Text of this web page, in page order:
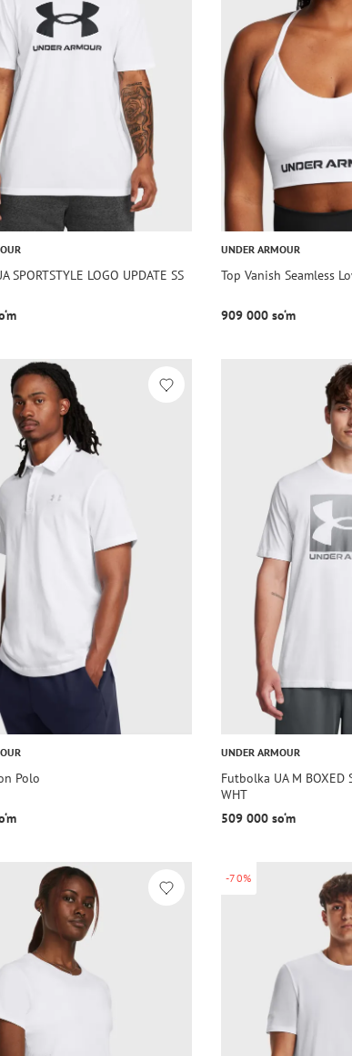
SPORTSTYLE LOGO UPDATE SS
UNDER ARMOUR
Top Vanish Seamless
909 000 so‘m
Polo
UNDER ARMOUR
Futbolka UA M BOXED
WHT
509 000 so‘m
-70%